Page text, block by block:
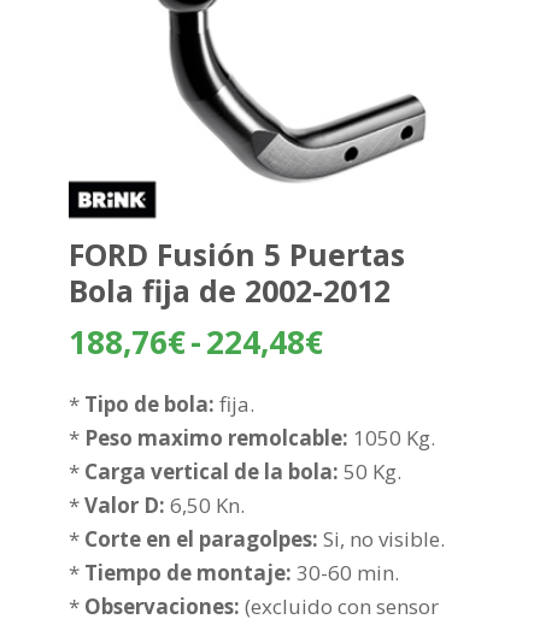
FORD Fusión 5 Puertas
Bola fija de 2002-2012
188,76€-224,48€Rango
desde
188,76€
224,48€
* Tipo de bola: fija.
* Peso maximo remolcable: 1050 Kg.
* Carga vertical de la bola: 50 Kg.
*Valor D: 6,50 Kn.
* Corte en el paragolpes: Si, no visible.
* Tiempo de montaje: 30-60 min.
* Observaciones: (excluido con sensor